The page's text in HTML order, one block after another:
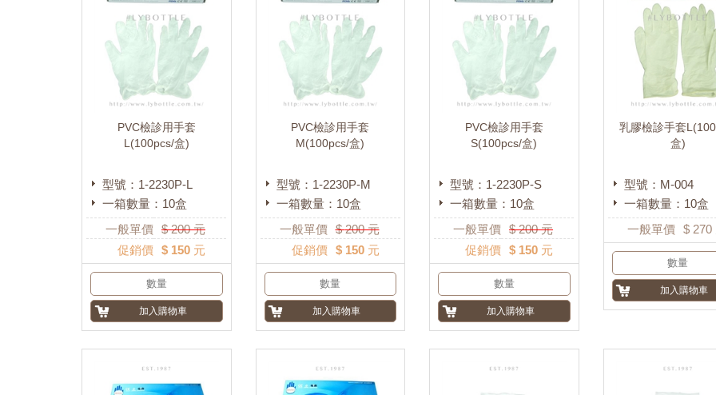
PVC檢診用手套
L(100pcs/盒)
型號：1-2230P-L
一箱數量：10盒
一般單價 $200元
促銷價 $ 150 元
PVC檢診用手套
M(100pcs/盒)
型號：1-2230P-M
一箱數量：10盒
一般單價 $200元
促銷價
$ 150 元
PVC檢診用手套
S(100pcs/盒)
型號：1-2230P-S
一箱數量：10盒
一般單價 $200元
促銷價 $ 150 元
乳膠檢診手套
盒)
型號：M-004
一箱數量：10盒
一般單價
$ 270